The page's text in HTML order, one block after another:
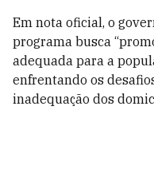
Em nota oficial, o
programa busca
adequada para a
enfrentando os
inadequação dos